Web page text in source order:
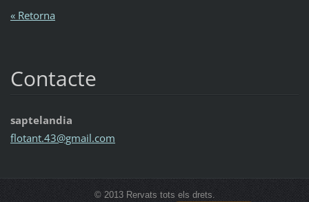
« Retorna
Contacte
saptelandia
flotant.43@gmail.com
© 2013 Rervats tots els drets.